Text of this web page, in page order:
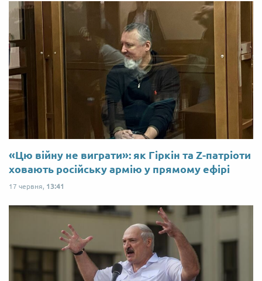
«Цю війну не виграти»: як Гіркін та Z-патріоти
ховають російську армію у прямому ефірі
17 червня, 13:41